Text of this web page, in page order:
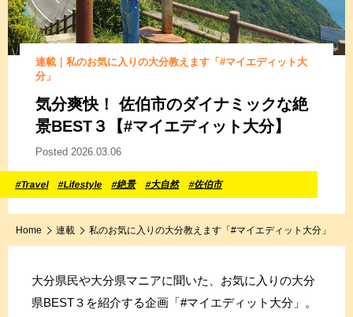
連載｜私のお気に入りの大分教えます「#マイエディット大
分」
気分爽快！ 佐伯市のダイナミックな絶
景BEST３
【#マイエディット大分】
Posted 2026.03.06
#Travel #Lifestyle #絶景 #大自然 #佐伯市
Home 連載 私のお気に入りの大分教えます「#マイエディット大分」
大分県民や大分県マニアに聞いた、お気に入りの大分
県BEST３を紹介する企画「#マイエディット大分」。